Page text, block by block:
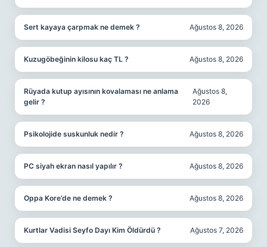
Sert kayaya çarpmak ne demek ? Ağustos 8, 2026
Kuzugöbeğinin kilosu kaç TL ? Ağustos 8, 2026
Rüyada kutup ayısının kovalaması ne anlama
gelir ?
Ağustos 8,
2026
Psikolojide suskunluk nedir ? Ağustos 8, 2026
PC siyah ekran nasıl yapılır ? Ağustos 8, 2026
Oppa Kore’de ne demek ? Ağustos 8, 2026
Kurtlar Vadisi Seyfo Dayı Kim Öldürdü ? Ağustos 7, 2026